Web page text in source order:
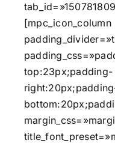
[mpc_icon_column
top:23px;padding-